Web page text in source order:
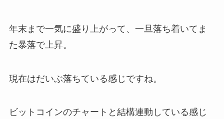
年末まで一気に盛り上がって、一旦落ち着いてま
た暴落で上昇。
現在はだいぶ落ちている感じですね。
ビットコインのチャートと結構連動している感じ